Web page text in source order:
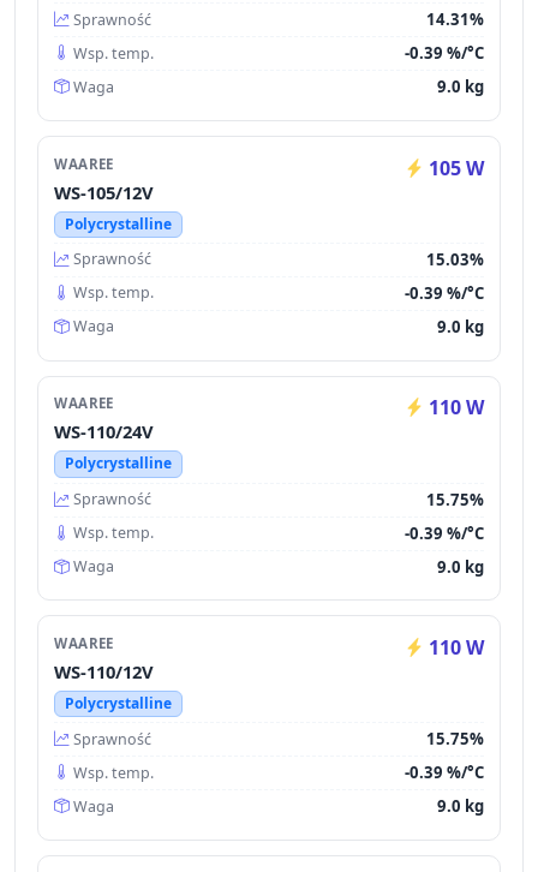
Sprawność
14.31%
Wsp. temp. -0.39 %/°C
Waga 9.0 kg
WAAREE 105 W
WS-105/12V
Polycrystalline
Sprawność
15.03%
Wsp. temp. -0.39 %/°C
Waga 9.0 kg
WAAREE 110 W
WS-110/24V
Polycrystalline
Sprawność
15.75%
Wsp. temp. -0.39 %/°C
Waga 9.0 kg
WAAREE 110 W
WS-110/12V
Polycrystalline
Sprawność
15.75%
Wsp. temp. -0.39 %/°C
Waga 9.0 kg